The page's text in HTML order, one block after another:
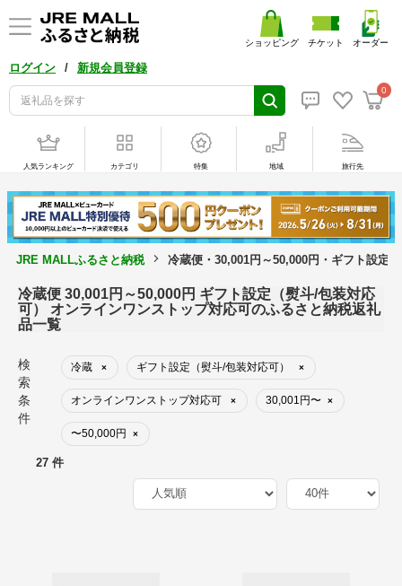
ログイン / 新規会員登録
0
ショッピング チケット オーダー
人気ランキング カテゴリ 特集 地域 旅行先
JRE MALLふるさと納税 冷蔵便・30,001円～50,000円・ギフト設定
冷蔵便 30,001円～50,000円 ギフト設定（熨斗/包装対応
可） オンラインワンストップ対応可のふるさと納税返礼
品一覧
検
索
条
件
冷蔵 × ギフト設定（熨斗/包装対応可） ×
オンラインワンストップ対応可 × 30,001円〜 ×
〜50,000円 ×
27 件